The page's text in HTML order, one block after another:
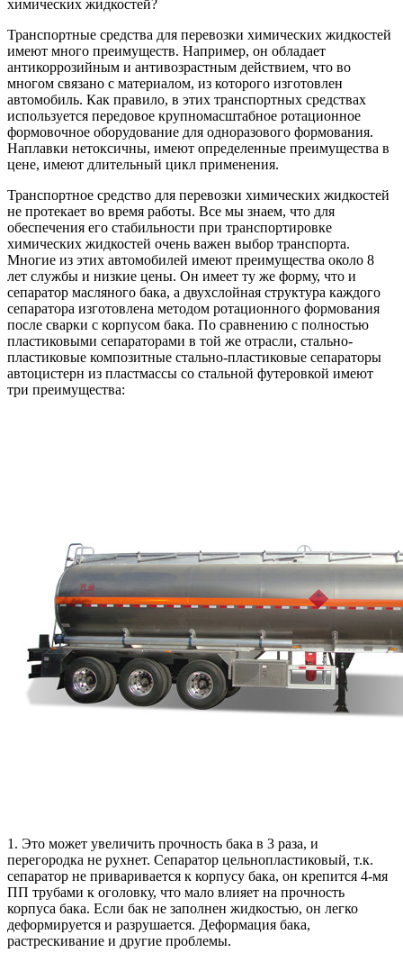
химических жидкостей?
Транспортные средства для перевозки химических жидкостей
имеют много преимуществ. Например, он обладает
антикоррозийным и антивозрастным действием, что во
многом связано с материалом, из которого изготовлен
автомобиль. Как правило, в этих транспортных средствах
используется передовое крупномасштабное ротационное
формовочное оборудование для одноразового формования.
Наплавки нетоксичны, имеют определенные преимущества в
цене, имеют длительный цикл применения.
Транспортное средство для перевозки химических жидкостей
не протекает во время работы. Все мы знаем, что для
обеспечения его стабильности при транспортировке
химических жидкостей очень важен выбор транспорта.
Многие из этих автомобилей имеют преимущества около 8
лет службы и низкие цены. Он имеет ту же форму, что и
сепаратор масляного бака, а двухслойная структура каждого
сепаратора изготовлена методом ротационного формования
после сварки с корпусом бака. По сравнению с полностью
пластиковыми сепараторами в той же отрасли, стально-
пластиковые композитные стально-пластиковые сепараторы
автоцистерн из пластмассы со стальной футеровкой имеют
три преимущества:
1. Это может увеличить прочность бака в 3 раза, и
перегородка не рухнет. Сепаратор цельнопластиковый, т.к.
сепаратор не приваривается к корпусу бака, он крепится 4-мя
ПП трубами к оголовку, что мало влияет на прочность
корпуса бака. Если бак не заполнен жидкостью, он легко
деформируется и разрушается. Деформация бака,
растрескивание и другие проблемы.